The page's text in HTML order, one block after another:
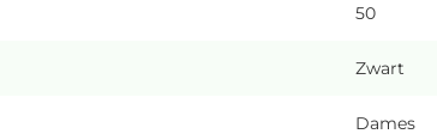
50
Zwart
Dames